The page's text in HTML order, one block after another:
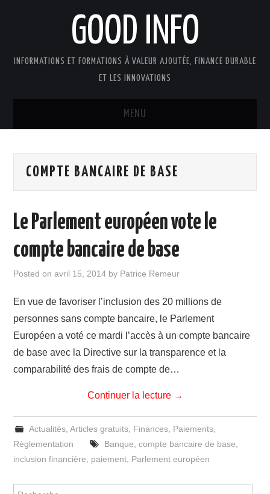
GOOD INFO
INFORMATIONS ET FORMATIONS À VALEUR AJOUTÉE, FINANCE DURABLE
ET LES INNOVATIONS
MENU
GOOD INFO DANS LA PRESSE
COMPTE BANCAIRE DE BASE
Le Parlement européen vote le
compte bancaire de base
Posted onavril 15, 2014 by Patrice Remeur
En vue de favoriser l’inclusion des 20 millions de
personnes sans compte bancaire, le Parlement
Européen a voté ce mardi l’accès à un compte bancaire
de base avec la Directive sur la transparence et la
comparabilité des frais de compte de…
Continuer la lecture →
Actualités, Articles gratuits, Finances, Paiements,
Règlementation
Banque compte bancaire de base
inclusion financière
paiement Parlement européen